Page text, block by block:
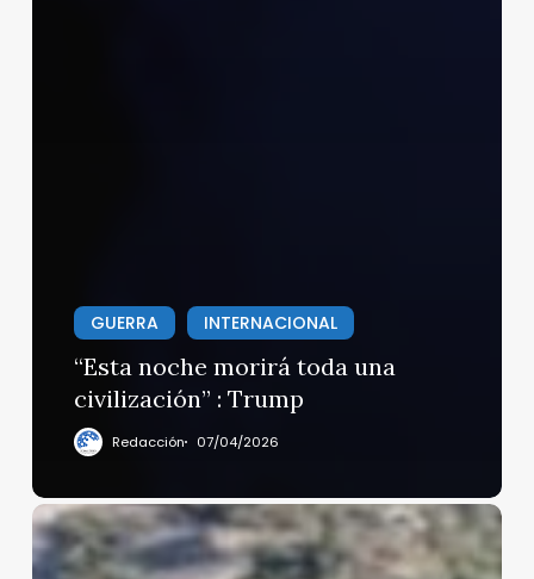
GUERRA INTERNACIONAL
“Esta noche morirá toda una
civilización” : Trump
Redacción 07/04/2026
La
batalla